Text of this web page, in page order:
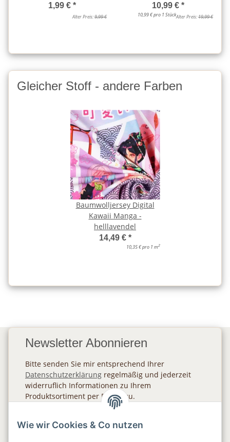
1,99 € *
Alter Preis:9,99 €
10,99 € *
10,99 € pro 1 StückAlter Preis:19,99 €
Gleicher Stoff - andere Farben
Baumwolljersey Digital
Kawaii Manga -
helllavendel
14,49 € *
10,35 € pro 1 m2
Newsletter Abonnieren
Bitte senden Sie mir entsprechend Ihrer
Datenschutzerklärung regelmäßig und jederzeit
widerruflich Informationen zu Ihrem
Produktsortiment per E-Mail zu.
Wie wir Cookies & Co nutzen